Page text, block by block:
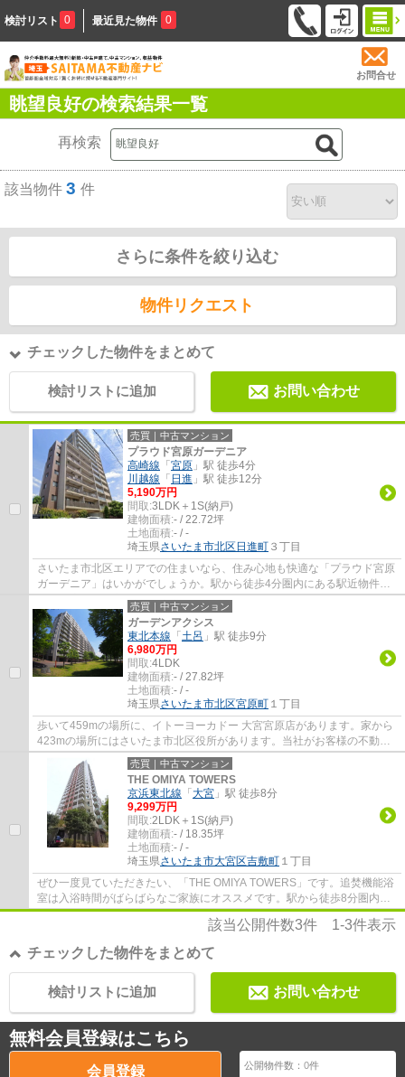
検討リスト 0 最近見た物件 0
お問合せ
眺望良好の検索結果一覧
再検索
該当物件 3 件
さらに条件を絞り込む
物件リクエスト
チェックした物件をまとめて
検討リストに追加 お問い合わせ
売買｜中古マンション
プラウド宮原ガーデニア
高崎線 「 宮原 」駅 徒歩4分
川越線 「 日進 」駅 徒歩12分
5,190万円
間取:3LDK＋1S(納戸)
建物面積:- / 22.72坪
土地面積:- / -
埼玉県さいたま市北区 日進町 ３丁目
さいたま市北区エリアでの住まいなら、住み心地も快適な「プラウド宮原
ガーデニア」はいかがでしょうか。駅から徒歩4分圏内にある駅近物件で
す。幅広い層の方に好評の、5,190万円台の...
売買｜中古マンション
ガーデンアクシス
東北本線 「 土呂 」駅 徒歩9分
6,980万円
間取:4LDK
建物面積:- / 27.82坪
土地面積:- / -
埼玉県さいたま市北区宮原町 １丁目
歩いて459mの場所に、イトーヨーカドー 大宮宮原店があります。家から
423mの場所にはさいたま市北区役所があります。当社がお客様の不動産
購入をしっかりとサポート致します。経験豊富...
売買｜中古マンション
THE OMIYA TOWERS
京浜東北線 「 大宮 」駅 徒歩8分
9,299万円
間取:2LDK＋1S(納戸)
建物面積:- / 18.35坪
土地面積:- / -
埼玉県さいたま市大宮区吉敷町 １丁目
ぜひ一度見ていただきたい、「THE OMIYA TOWERS」です。追焚機能浴
室は入浴時間がばらばらなご家族にオススメです。駅から徒歩8分圏内に
位置する物件です。交通量が少ないので、車の運...
該当公開件数3件 1-3件表示
チェックした物件をまとめて
お問い合わせ
検討リストに追加
無料会員登録はこちら
会員登録 公開物件数：0件